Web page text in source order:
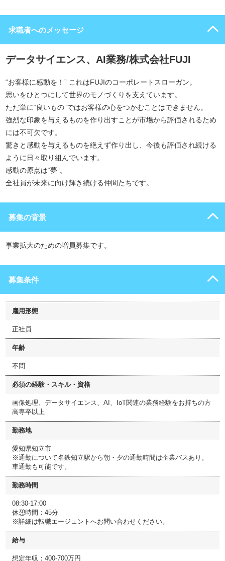
求職者へのメッセージ
データサイエンス、AI業務/株式会社FUJI
“お客様に感動を！” これはFUJIのコーポレートスローガン。
思いをひとつにして世界のモノづくりを支えています。
ただ単に“良いもの”ではお客様の心をつかむことはできません。
強烈な印象を与えるものを作り出すことが市場から評価されるため
には不可欠です。
驚きと感動を与えるものを絶えず作り出し、今後も評価され続ける
ように日々取り組んでいます。
感動の原点は“夢”。
全社員が未来に向け輝き続ける仲間たちです。
募集の背景
事業拡大のための増員募集です。
募集条件
雇用形態
正社員
年齢
不問
必須の経験・スキル・資格
画像処理、データサイエンス、AI、IoT関連の業務経験をお持ちの方
高専卒以上
勤務地
愛知県知立市
※通勤について名鉄知立駅から朝・夕の通勤時間は企業バスあり。
車通勤も可能です。
勤務時間
08:30-17:00
休憩時間：45分
※詳細は転職エージェントへお問い合わせください。
給与
想定年収：400-700万円